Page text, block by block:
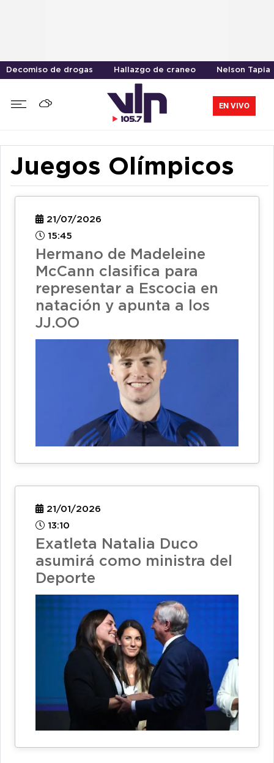
Decomiso de drogas Hallazgo de craneo Nelson Tapia
EN VIVO
Juegos Olímpicos
21/07/2026
15:45
Hermano de Madeleine
McCann clasifica para
representar a Escocia en
natación y apunta a los
JJ.OO
21/01/2026
13:10
Exatleta Natalia Duco
asumirá como ministra del
Deporte